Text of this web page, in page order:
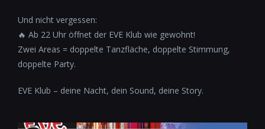
Und nicht vergessen:
🔥 Ab 22 Uhr öffnet der EVE Klub wie gewohnt!
Zwei Areas = doppelte Tanzfläche, doppelte Stimmung,
doppelte Party.
EVE Klub – deine Nacht, dein Sound, deine Story.